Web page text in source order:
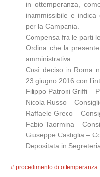
in ottemperanza,
inammissibile e indica
per la Campania.
Compensa fra le parti
Ordina che la
amministrativa.
Così deciso in Roma
23 giugno 2016 con
Filippo Patroni Griffi –
Nicola Russo –
Raffaele Greco –
Fabio Taormina –
Giuseppe Castiglia –
Depositata in
procedimento di ottemperanza